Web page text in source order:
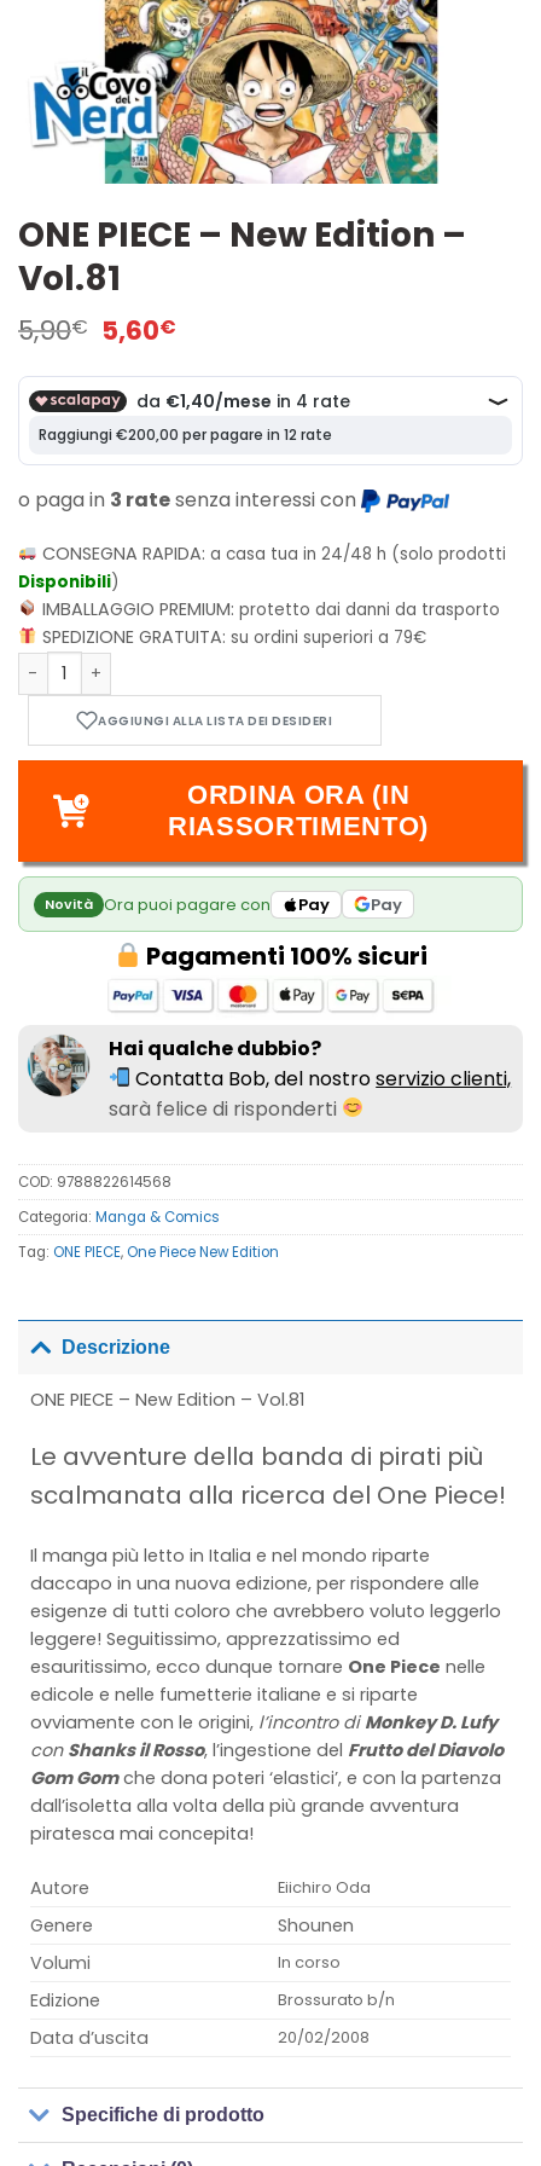
ONE PIECE – New Edition –
Vol.81
5,90€ Il
prezzo
originale
era:
5,90€.
5,60€
attuale
è:
5,60€.
o paga in 3 ratesenza interessi con
CONSEGNA RAPIDA:a casa tua in 24/48 h (solo prodotti
Disponibili)
IMBALLAGGIO PREMIUM:protetto dai danni da trasporto
SPEDIZIONE GRATUITA:su ordini superiori a 79€
ONE PIECE - New Edition - Vol.81 quantità
ORDINA ORA (IN
RIASSORTIMENTO)
Novità Ora puoi pagare con Pay Pay
Pagamenti 100% sicuri
Hai qualche dubbio?
Contatta Bob, del nostroservizio clienti,
sarà felice di risponderti
COD: 9788822614568
Categoria: Manga & Comics
Tag: ONE PIECE, One Piece New Edition
Descrizione
ONE PIECE – New Edition – Vol.81
Le avventure della banda di pirati più
scalmanata alla ricerca del One Piece!
Il manga più letto in Italia e nel mondo riparte
daccapo in una nuova edizione, per rispondere alle
esigenze di tutti coloro che avrebbero voluto leggerlo
leggere! Seguitissimo, apprezzatissimo ed
esauritissimo, ecco dunque tornare One Piece nelle
edicole e nelle fumetterie italiane e si riparte
ovviamente con le origini, l’incontro di Monkey D. Lufy
con Shanks il Rosso, l’ingestione del Frutto del Diavolo
Gom Gomche dona poteri ‘elastici’, e con la partenza
dall’isoletta alla volta della più grande avventura
piratesca mai concepita!
Autore Eiichiro Oda
Genere
Shounen
Volumi
In corso
Edizione Brossurato b/n
Data d’uscita 20/02/2008
Specifiche di prodotto